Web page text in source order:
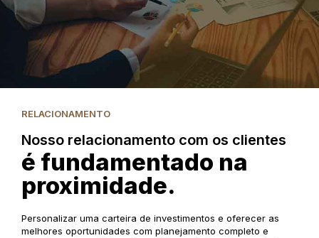
RELACIONAMENTO
Nosso relacionamento com os clientes
é fundamentado na
proximidade.
Personalizar uma carteira de investimentos e oferecer as
melhores oportunidades com planejamento completo e